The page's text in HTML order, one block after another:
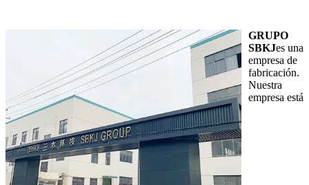
GRUPO
SBKJes una
empresa de
fabricación.
Nuestra
empresa está